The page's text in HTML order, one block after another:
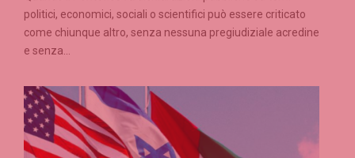
politici, economici, sociali o scientifici può essere criticato
come chiunque altro, senza nessuna pregiudiziale acredine
e senza...